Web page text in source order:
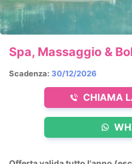
CHIAMA
Scadenza: 30/12/2026
Spa, Massaggio &